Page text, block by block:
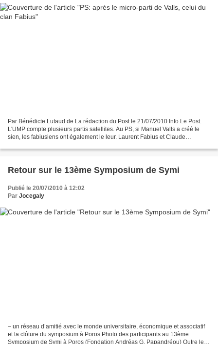
Par Bénédicte Lutaud de La rédaction du Post le 21/07/2010 Info Le Post.
L'UMP compte plusieurs partis satellites. Au PS, si Manuel Valls a créé le
sien, les fabiusiens ont également le leur. Laurent Fabius et Claude
Retour sur le 13ème Symposium de Symi
Publié le 20/07/2010 à 12:02
Par Jocegaly
– un réseau d’amitié avec le monde universitaire, économique et associatif
et la clôture du symposium à Poros Photo des participants au 13ème
Symposium de Symi à Poros (Fondation Andréas G. Papandréou) Outre les